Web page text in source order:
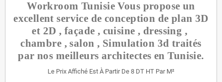
Workroom Tunisie Vous propose un
excellent service de conception de plan 3D
et 2D , façade , cuisine , dressing ,
chambre , salon , Simulation 3d traités
par nos meilleurs architectes en Tunisie.
Le Prix Affiché Est À Partir De 8 DT HT Par M²